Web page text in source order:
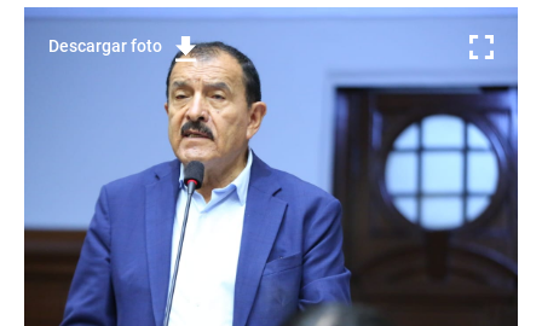
Descargar foto